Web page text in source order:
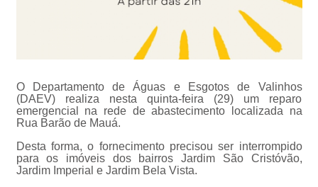
O Departamento de Águas e Esgotos de Valinhos
(DAEV) realiza nesta quinta-feira (29) um reparo
emergencial na rede de abastecimento localizada na
Rua Barão de Mauá.
Desta forma, o fornecimento precisou ser interrompido
para os imóveis dos bairros Jardim São Cristóvão,
Jardim Imperial e Jardim Bela Vista.